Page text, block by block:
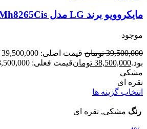
مایکروویو برند LG مدل Mh8265Cis
موجود
39,500,000 تومان
بود.38,500,000 تومانقیمت فعلی: 38,500,000 تومان.
مشکی
نقره ای
انتخاب گزینه ها
رنگ مشکی, نقره ای